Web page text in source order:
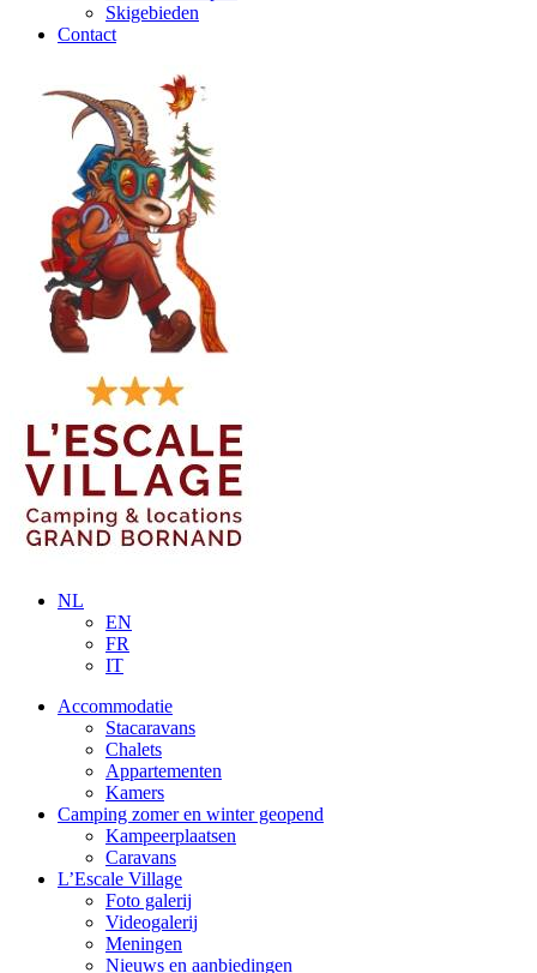
Skigebieden
Contact
NL
EN
FR
IT
Accommodatie
Stacaravans
Chalets
Appartementen
Kamers
Camping zomer en winter geopend
Kampeerplaatsen
Caravans
L’Escale Village
Foto galerij
Videogalerij
Meningen
Nieuws en aanbiedingen